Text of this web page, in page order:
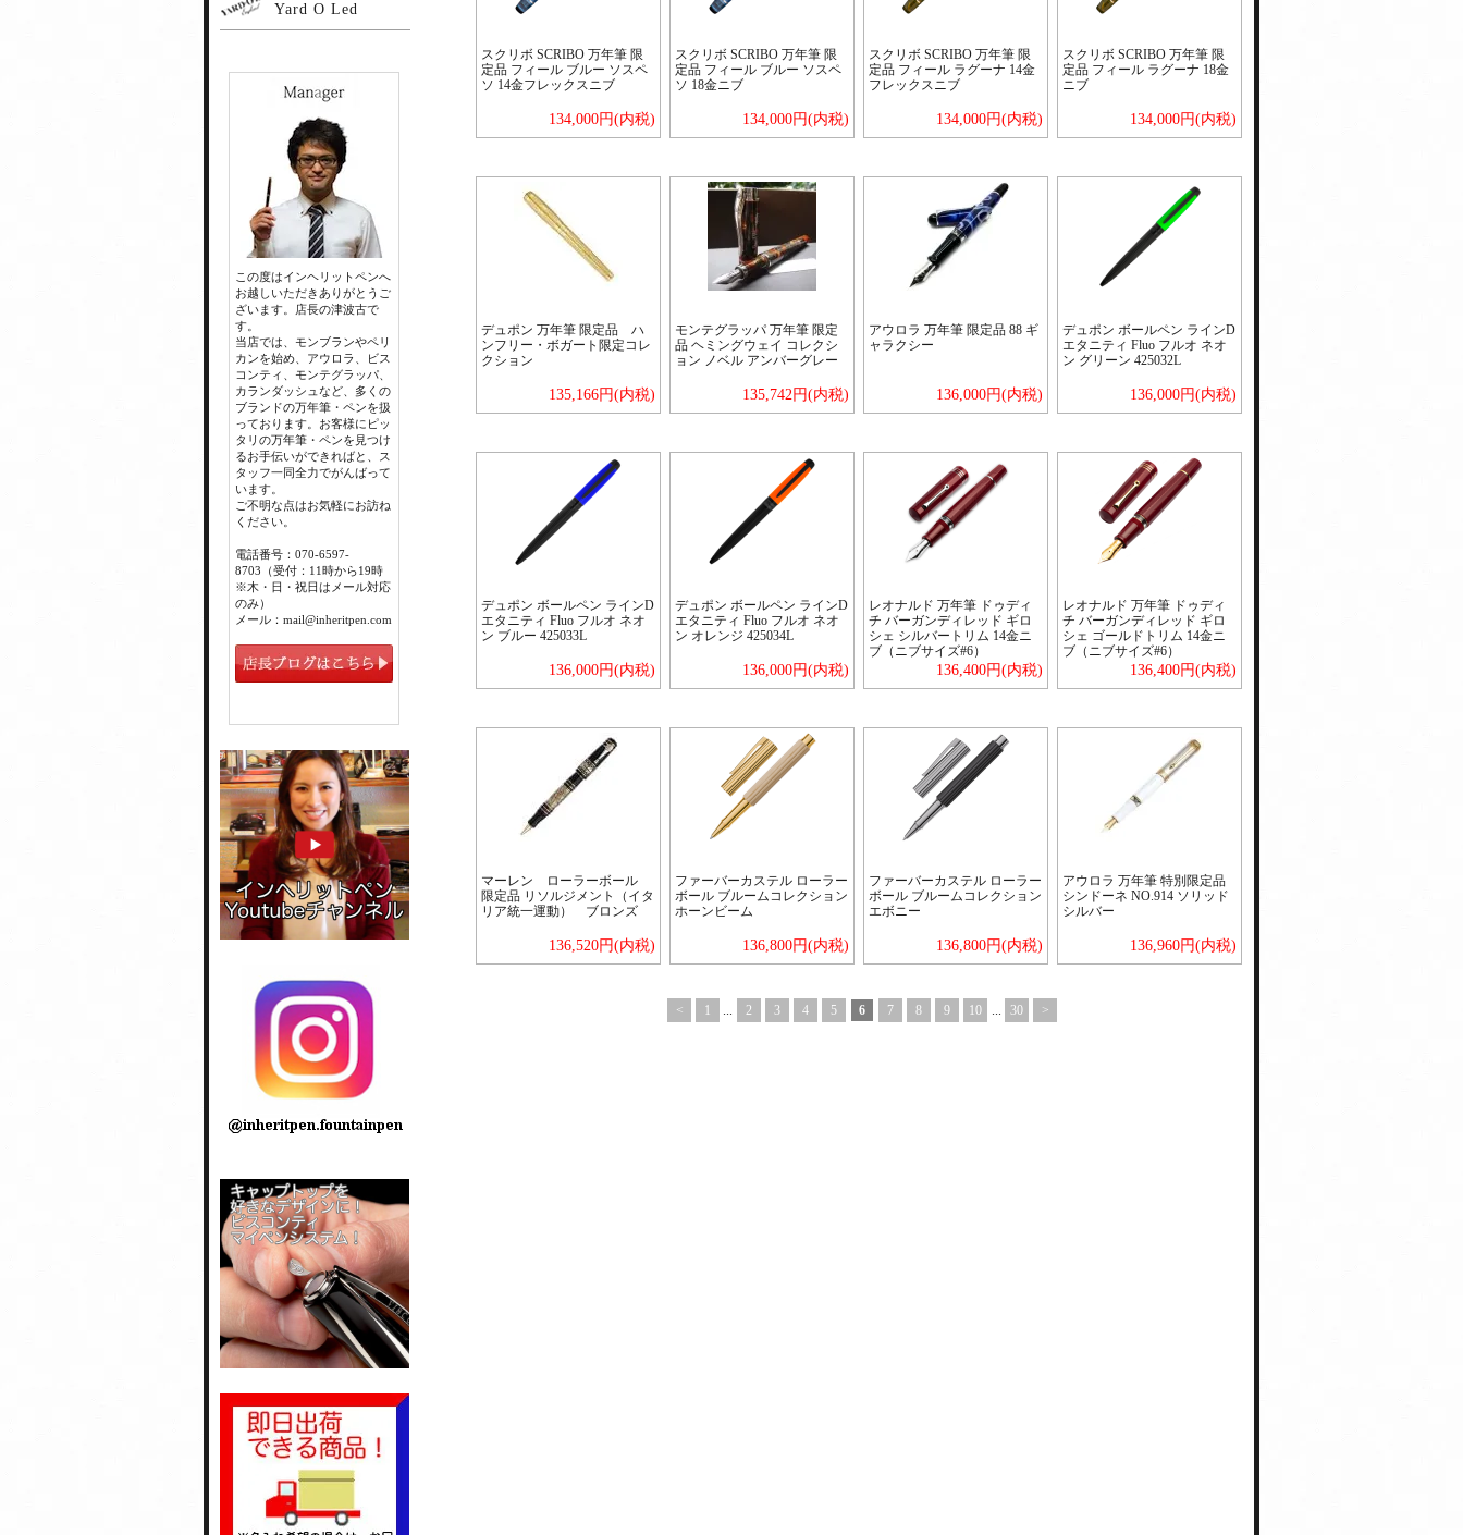
スクリボ SCRIBO 万年筆 限
定品 フィール ブルー ソスペ
ソ 14金フレックスニブ
134,000円(内税)
スクリボ SCRIBO 万年筆 限
定品 フィール ブルー ソスペ
ソ 18金ニブ
134,000円(内税)
スクリボ SCRIBO 万年筆 限
定品 フィール ラグーナ 14金
フレックスニブ
134,000円(内税)
スクリボ SCRIBO 万年筆 限
定品 フィール ラグーナ 18金
ニブ
134,000円(内税)
デュポン 万年筆 限定品 ハ
ンフリー・ボガート限定コレ
クション
135,166円(内税)
モンテグラッパ 万年筆 限定
品 ヘミングウェイ コレクシ
ョン ノベル アンバーグレー
135,742円(内税)
アウロラ 万年筆 限定品 88 ギ
ャラクシー
136,000円(内税)
デュポン ボールペン ラインD
エタニティ Fluo フルオ ネオ
ン グリーン 425032L
136,000円(内税)
デュポン ボールペン ラインD
エタニティ Fluo フルオ ネオ
ン ブルー 425033L
136,000円(内税)
デュポン ボールペン ラインD
エタニティ Fluo フルオ ネオ
ン オレンジ 425034L
136,000円(内税)
レオナルド 万年筆 ドゥディ
チ バーガンディレッド ギロ
シェ シルバートリム 14金ニ
ブ（ニブサイズ#6）
136,400円(内税)
レオナルド 万年筆 ドゥディ
チ バーガンディレッド ギロ
シェ ゴールドトリム 14金ニ
ブ（ニブサイズ#6）
136,400円(内税)
マーレン ローラーボール
限定品 リソルジメント（イタ
リア統一運動） ブロンズ
136,520円(内税)
ファーバーカステル ローラー
ボール ブルームコレクション
ホーンビーム
136,800円(内税)
ファーバーカステル ローラー
ボール ブルームコレクション
エボニー
136,800円(内税)
アウロラ 万年筆 特別限定品
シンドーネ NO.914 ソリッド
シルバー
136,960円(内税)
< 1 ... 2 3 4 5 6 7 8 9 10 ... 30 >
Yard O Led
この度はインヘリットペンへ
お越しいただきありがとうご
ざいます。店長の津波古で
す。
当店では、モンブランやペリ
カンを始め、アウロラ、ビス
コンティ、モンテグラッパ、
カランダッシュなど、多くの
ブランドの万年筆・ペンを扱
っております。お客様にピッ
タリの万年筆・ペンを見つけ
るお手伝いができればと、ス
タッフ一同全力でがんばって
います。
ご不明な点はお気軽にお訪ね
ください。
電話番号：070-6597-
8703（受付：11時から19時
※木・日・祝日はメール対応
のみ）
メール：mail@inheritpen.com